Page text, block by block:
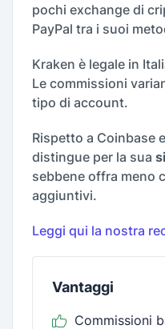
pochi exchange di
PayPal tra i suoi
Kraken è legale in
Le commissioni
tipo di account.
Rispetto a Coinbase
distingue per la sua
sebbene offra meno
aggiuntivi.
Leggi qui la nostra
Vantaggi
Commissioni